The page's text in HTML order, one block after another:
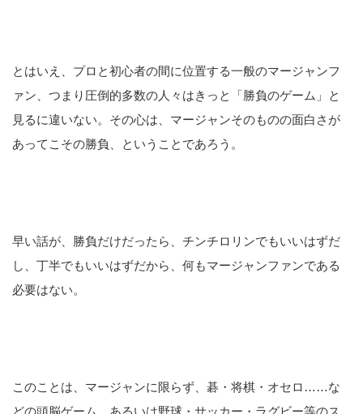
とはいえ、プロと初心者の間に位置する一般のマージャンフ
ァン、つまり圧倒的多数の人々はきっと「勝負のゲーム」と
見るに違いない。その心は、マージャンそのものの面白さが
あってこその勝負、ということであろう。
早い話が、勝負だけだったら、チンチロリンでもいいはずだ
し、丁半でもいいはずだから、何もマージャンファンである
必要はない。
このことは、マージャンに限らず、碁・将棋・オセロ……な
どの頭脳ゲーム、あるいは野球・サッカー・ラグビー等のス